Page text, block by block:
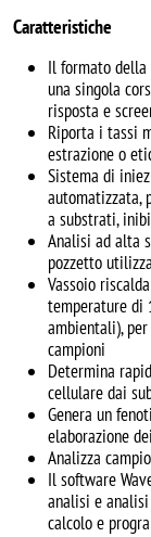
Caratteristiche
Il formato
una singola
risposta e
Riporta i tassi
estrazione o
Sistema di
automatizzata,
a substrati,
Analisi ad alta
pozzetto
Vassoio
temperature di
ambientali),
campioni
Determina
cellulare dai
Genera un
elaborazione
Analizza
Il software
analisi e
calcolo e